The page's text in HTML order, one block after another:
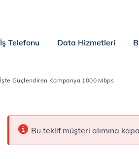
İş Telefonu Data Hizmetleri
İşte Güçlendiren Kampanya 1000 Mbps
Bu teklif müşteri alımına